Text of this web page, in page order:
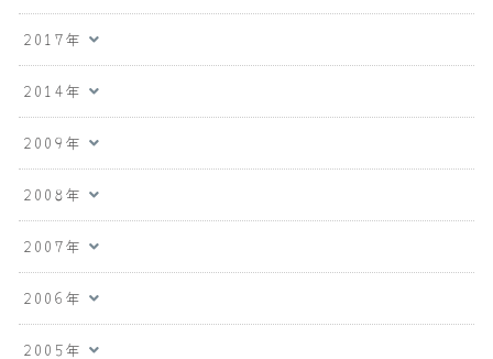
2017年
2014年
2009年
2008年
2007年
2006年
2005年